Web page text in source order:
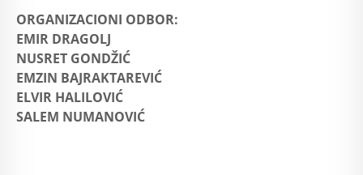
MULTIMEDIJA
KONTAKT
ORGANIZACIONI ODBOR:
EMIR DRAGOLJ
NUSRET GONDŽIĆ
EMZIN BAJRAKTAREVIĆ
ELVIR HALILOVIĆ
SALEM NUMANOVIĆ